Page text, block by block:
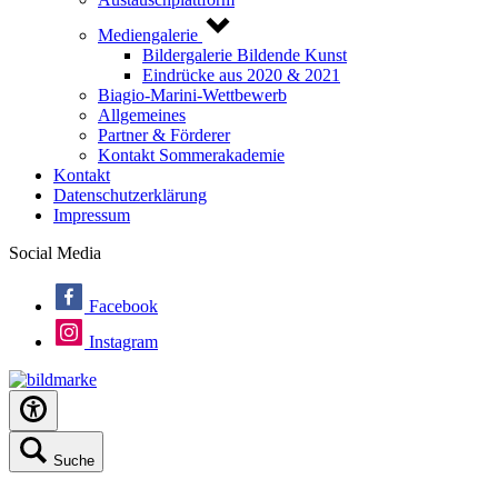
Mediengalerie
Bildergalerie Bildende Kunst
Eindrücke aus 2020 & 2021
Biagio-Marini-Wettbewerb
Allgemeines
Partner & Förderer
Kontakt Sommerakademie
Kontakt
Datenschutzerklärung
Impressum
Social Media
Facebook
Instagram
Suche